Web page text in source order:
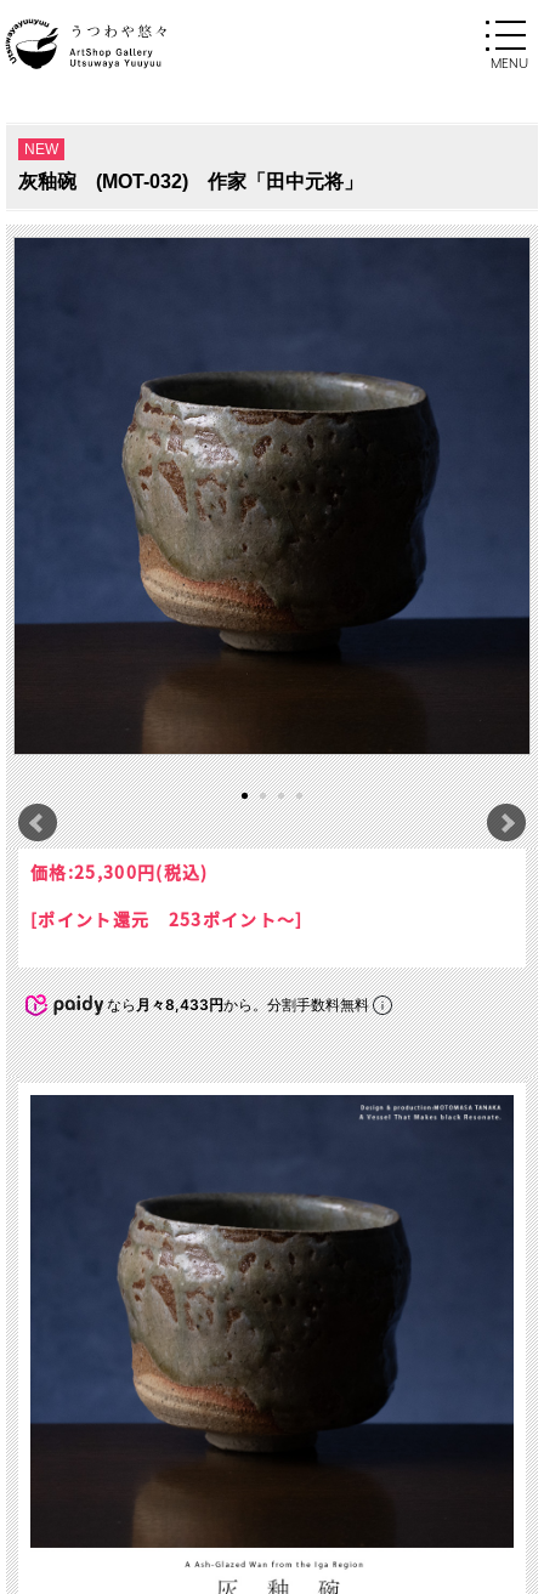
NEW
灰釉碗 (MOT-032) 作家「田中元将」
価格:25,300円(税込)
[ポイント還元 253ポイント～]
なら月々8,433円から。分割手数料無料